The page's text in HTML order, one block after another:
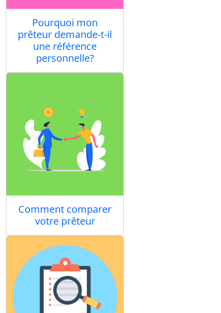
Pourquoi mon
prêteur demande-t-il
une référence
personnelle?
Comment comparer
votre prêteur